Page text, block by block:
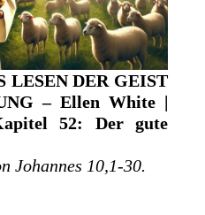
LESEN DER GEIST
– Ellen White |
52: Der gute
Johannes 10,1-30.